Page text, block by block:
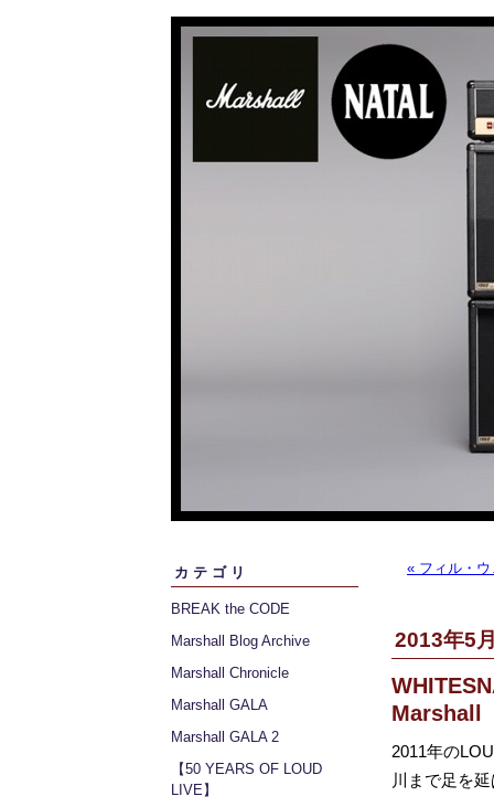
カテゴリ
BREAK the CODE
Marshall Blog Archive
Marshall Chronicle
Marshall GALA
Marshall GALA 2
【50 YEARS OF LOUD
LIVE】
« フィル・
2013年5
Marshall
2011年の
川まで足を